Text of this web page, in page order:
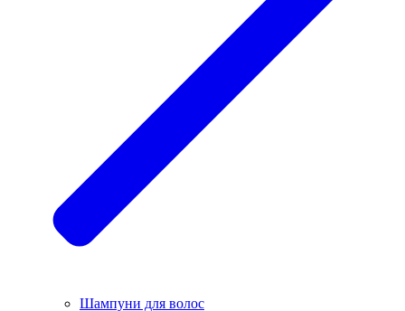
Шампуни для волос